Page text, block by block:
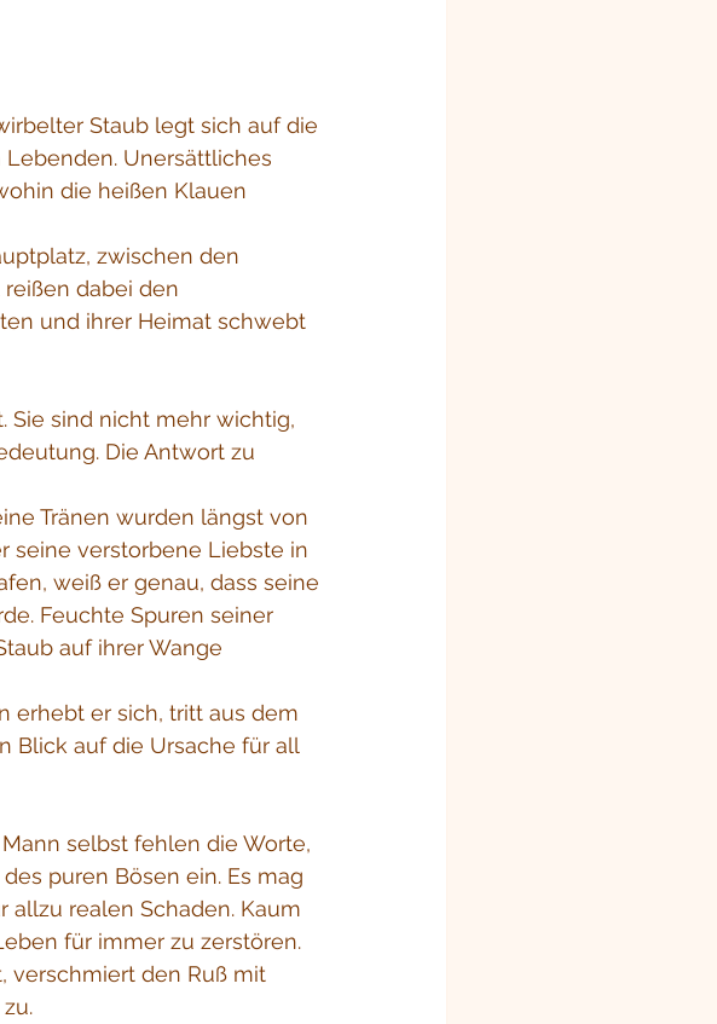
Staub legt sich auf die
Unersättliches
die heißen Klauen
zwischen den
dabei den
und ihrer Heimat schwebt
Sie sind nicht mehr wichtig,
Die Antwort zu
Tränen wurden längst von
seine verstorbene Liebste in
weiß er genau, dass seine
Feuchte Spuren seiner
auf ihrer Wange
erhebt er sich, tritt aus dem
Blick auf die Ursache für all
selbst fehlen die Worte,
puren Bösen ein. Es mag
allzu realen Schaden. Kaum
für immer zu zerstören.
verschmiert den Ruß mit